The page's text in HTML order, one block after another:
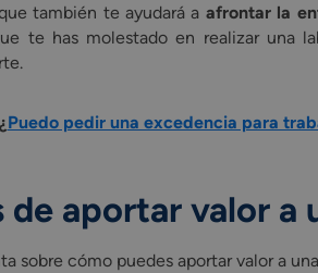
también te ayudará a afrontar la
te has molestado en realizar una
Puedo pedir una excedencia para
de aportar valor a
sobre cómo puedes aportar valor a